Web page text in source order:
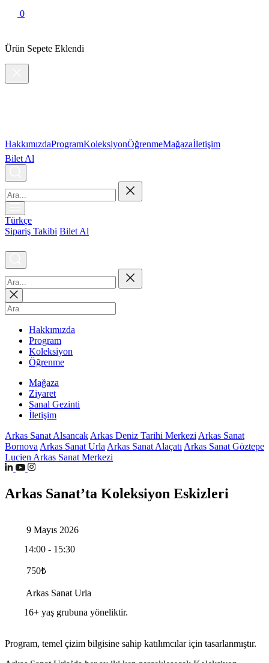
0
Ürün Sepete Eklendi
HakkımızdaProgramKoleksiyonÖğrenmeMağazaİletişim
Bilet Al
Türkçe
Sipariş Takibi Bilet Al
Hakkımızda
Program
Koleksiyon
Öğrenme
Mağaza
Ziyaret
Sanal Gezinti
İletişim
Arkas Sanat Alsancak Arkas Deniz Tarihi Merkezi Arkas Sanat
Bornova Arkas Sanat Urla Arkas Sanat Alaçatı Arkas Sanat Göztepe
Lucien Arkas Sanat Merkezi
Arkas Sanat’ta Koleksiyon Eskizleri
9 Mayıs 2026
14:00 - 15:30
750₺
Arkas Sanat Urla
16+ yaş grubuna yöneliktir.
Program, temel çizim bilgisine sahip katılımcılar için tasarlanmıştır.